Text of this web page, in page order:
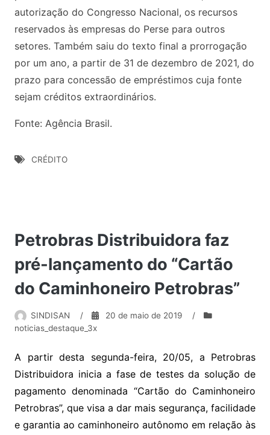
autorização do Congresso Nacional, os recursos
reservados às empresas do Perse para outros
setores. Também saiu do texto final a prorrogação
por um ano, a partir de 31 de dezembro de 2021, do
prazo para concessão de empréstimos cuja fonte
sejam créditos extraordinários.
Fonte: Agência Brasil.
CRÉDITO
Petrobras Distribuidora faz
pré-lançamento do “Cartão
do Caminhoneiro Petrobras”
SINDISAN / 20 de maio de 2019
/
noticias_destaque_3x
A partir desta segunda-feira, 20/05, a Petrobras
Distribuidora inicia a fase de testes da solução de
pagamento denominada “Cartão do Caminhoneiro
Petrobras”, que visa a dar mais segurança, facilidade
e garantia ao caminhoneiro autônomo em relação às